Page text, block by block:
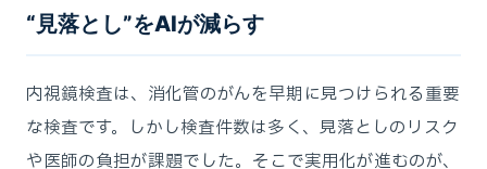
“見落とし”をAIが減らす
内視鏡検査は、消化管のがんを早期に見つけられる重要
な検査です。しかし検査件数は多く、見落としのリスク
や医師の負担が課題でした。そこで実用化が進むのが、